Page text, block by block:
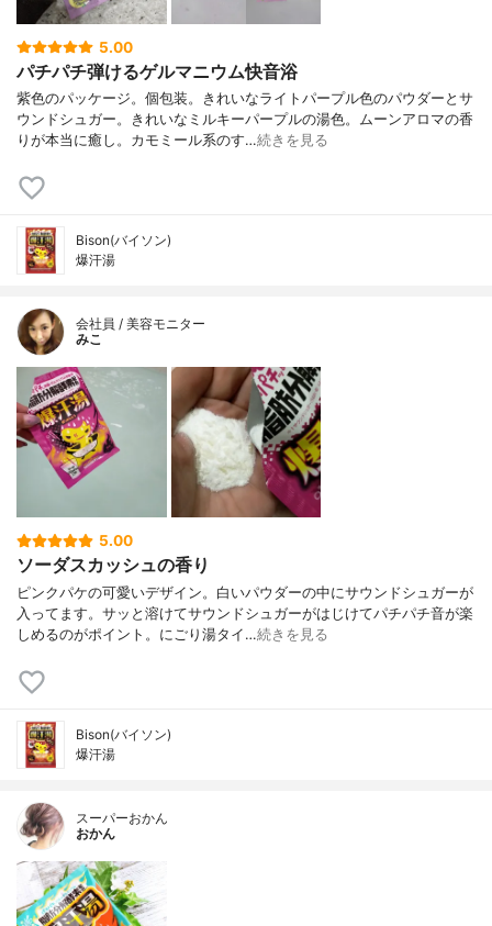
5.00
パチパチ弾けるゲルマニウム快音浴
紫色のパッケージ。個包装。きれいなライトパープル色のパウダーとサ
ウンドシュガー。きれいなミルキーパープルの湯色。ムーンアロマの香
りが本当に癒し。カモミール系のす…続きを見る
Bison(バイソン)
爆汗湯
会社員 / 美容モニター
みこ
5.00
ソーダスカッシュの香り
ピンクパケの可愛いデザイン。白いパウダーの中にサウンドシュガーが
入ってます。サッと溶けてサウンドシュガーがはじけてパチパチ音が楽
しめるのがポイント。にごり湯タイ…続きを見る
Bison(バイソン)
爆汗湯
スーパーおかん
おかん